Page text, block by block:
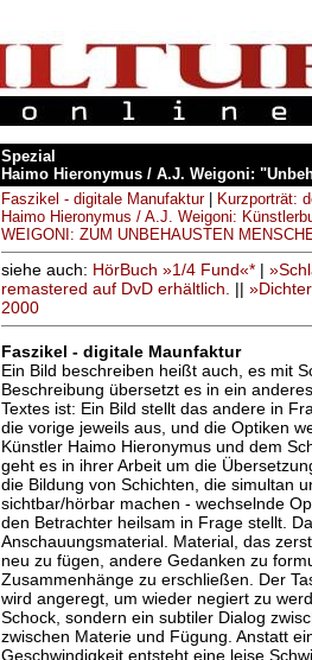
Spezial
Haimo Hieronymus / A.J. Weigoni:
Faszikel - digitale Manufaktur|
Kurzporträt:
Haimo Hieronymus / A.J. Weigoni:
WEIGONI: ZUM UNBEHAUSTEN
siehe auch: HörBuch »1/4 Fund«*|
remastered auf DvD erhältlich. ||
2000
Faszikel - digitale Maunfaktur
Ein Bild beschreiben heißt auch, es mit
Beschreibung übersetzt es in ein
Textes ist: Ein Bild stellt das andere in
die vorige jeweils aus, und die Optiken
Künstler Haimo Hieronymus und dem
geht es in ihrer Arbeit um die
die Bildung von Schichten, die simultan
sichtbar/hörbar machen - wechselnde
den Betrachter heilsam in Frage stellt.
Anschauungsmaterial. Material, das
neu zu fügen, andere Gedanken zu
Zusammenhänge zu erschließen. Der
wird angeregt, um wieder negiert zu
Schock, sondern ein subtiler Dialog
zwischen Materie und Fügung. Anstatt
Geschwindigkeit entsteht eine leise